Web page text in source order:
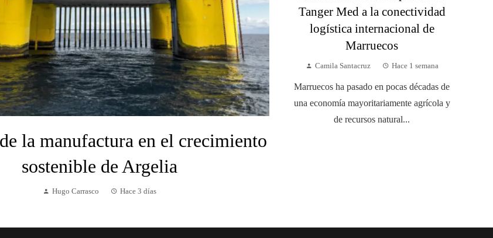
la manufactura en el crecimiento
sostenible de Argelia
Hugo Carrasco Hace 3 días
Tanger Med a la conectividad
logística internacional de
Marruecos
Camila Santacruz Hace 1 semana
Marruecos ha pasado en pocas décadas de
una economía mayoritariamente agrícola y
de recursos natural...